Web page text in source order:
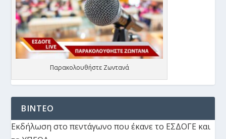
Παρακολουθήστε Ζωντανά
ΒΙΝΤΕΟ
Εκδήλωση στο πεντάγωνο που έκανε το ΕΣΔΟΓΕ και